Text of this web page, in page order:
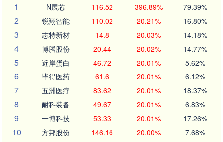
1
N展芯 116.52 396.89% 79.39%
2 锐翔智能 110.02 20.21% 16.80%
3 志特新材 14.8 20.03% 14.18%
4 博腾股份 20.44 20.02% 14.77%
5 近岸蛋白 46.72 20.01% 5.62%
6 毕得医药 61.6 20.01% 6.12%
7 五洲医疗 83.62 20.01% 18.37%
8 耐科装备 49.67 20.01% 6.83%
9 一博科技 53.33 20.01% 17.26%
10 方邦股份 146.16 20.00% 7.68%